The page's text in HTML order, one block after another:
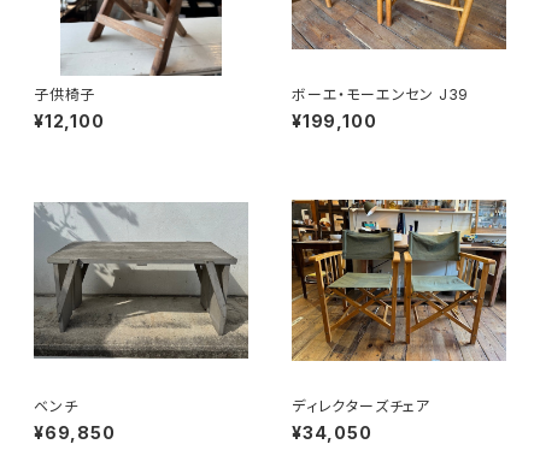
子供椅子
¥12,100
ボーエ・モーエンセン J39
¥199,100
ベンチ
¥69,850
ディレクターズチェア
¥34,050